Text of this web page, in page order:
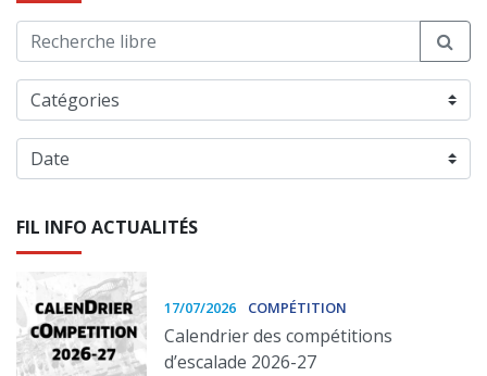
FIL INFO ACTUALITÉS
17/07/2026 COMPÉTITION
Calendrier des compétitions
d’escalade 2026-27